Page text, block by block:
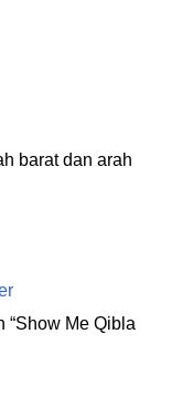
barat dan arah
“Show Me Qibla